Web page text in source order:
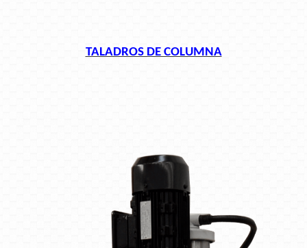
TALADROS DE COLUMNA